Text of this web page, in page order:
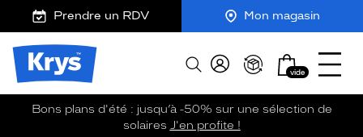
AU
Opticien
Krys
confiance
Prendre un RDV Mon magasin
Afficher
recherche
Mon
panier
vide
Ouvrir
menu
Bons plans d'été : jusqu’à -50% sur une sélection de
solaires J'en profite !